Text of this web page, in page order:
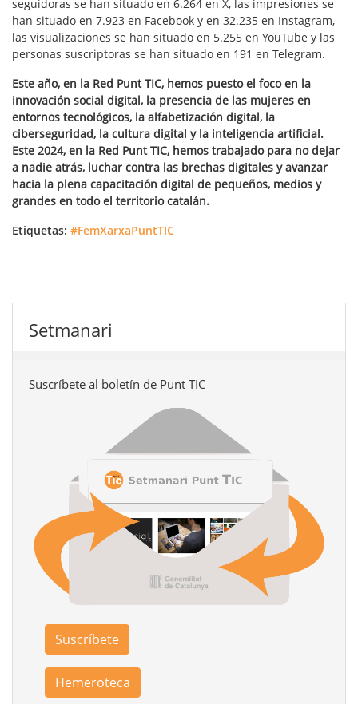
seguidoras se han situado en 6.264 en X, las impresiones se
han situado en 7.923 en Facebook y en 32.235 en Instagram,
las visualizaciones se han situado en 5.255 en YouTube y las
personas suscriptoras se han situado en 191 en Telegram.
Este año, en la Red Punt TIC, hemos puesto el foco en la
innovación social digital, la presencia de las mujeres en
entornos tecnológicos, la alfabetización digital, la
ciberseguridad, la cultura digital y la inteligencia artificial.
Este 2024, en la Red Punt TIC, hemos trabajado para no dejar
a nadie atrás, luchar contra las brechas digitales y avanzar
hacia la plena capacitación digital de pequeños, medios y
grandes en todo el territorio catalán.
Etiquetas: #FemXarxaPuntTIC
Setmanari
Suscríbete al boletín de Punt TIC
Suscríbete
Hemeroteca